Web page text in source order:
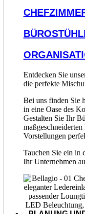
Entdecken Sie
die perfekte
Bei uns finden Sie
in eine Oase des
Gestalten Sie Ihr
Vorstellungen
Tauchen Sie ein in
Ihr Unternehmen